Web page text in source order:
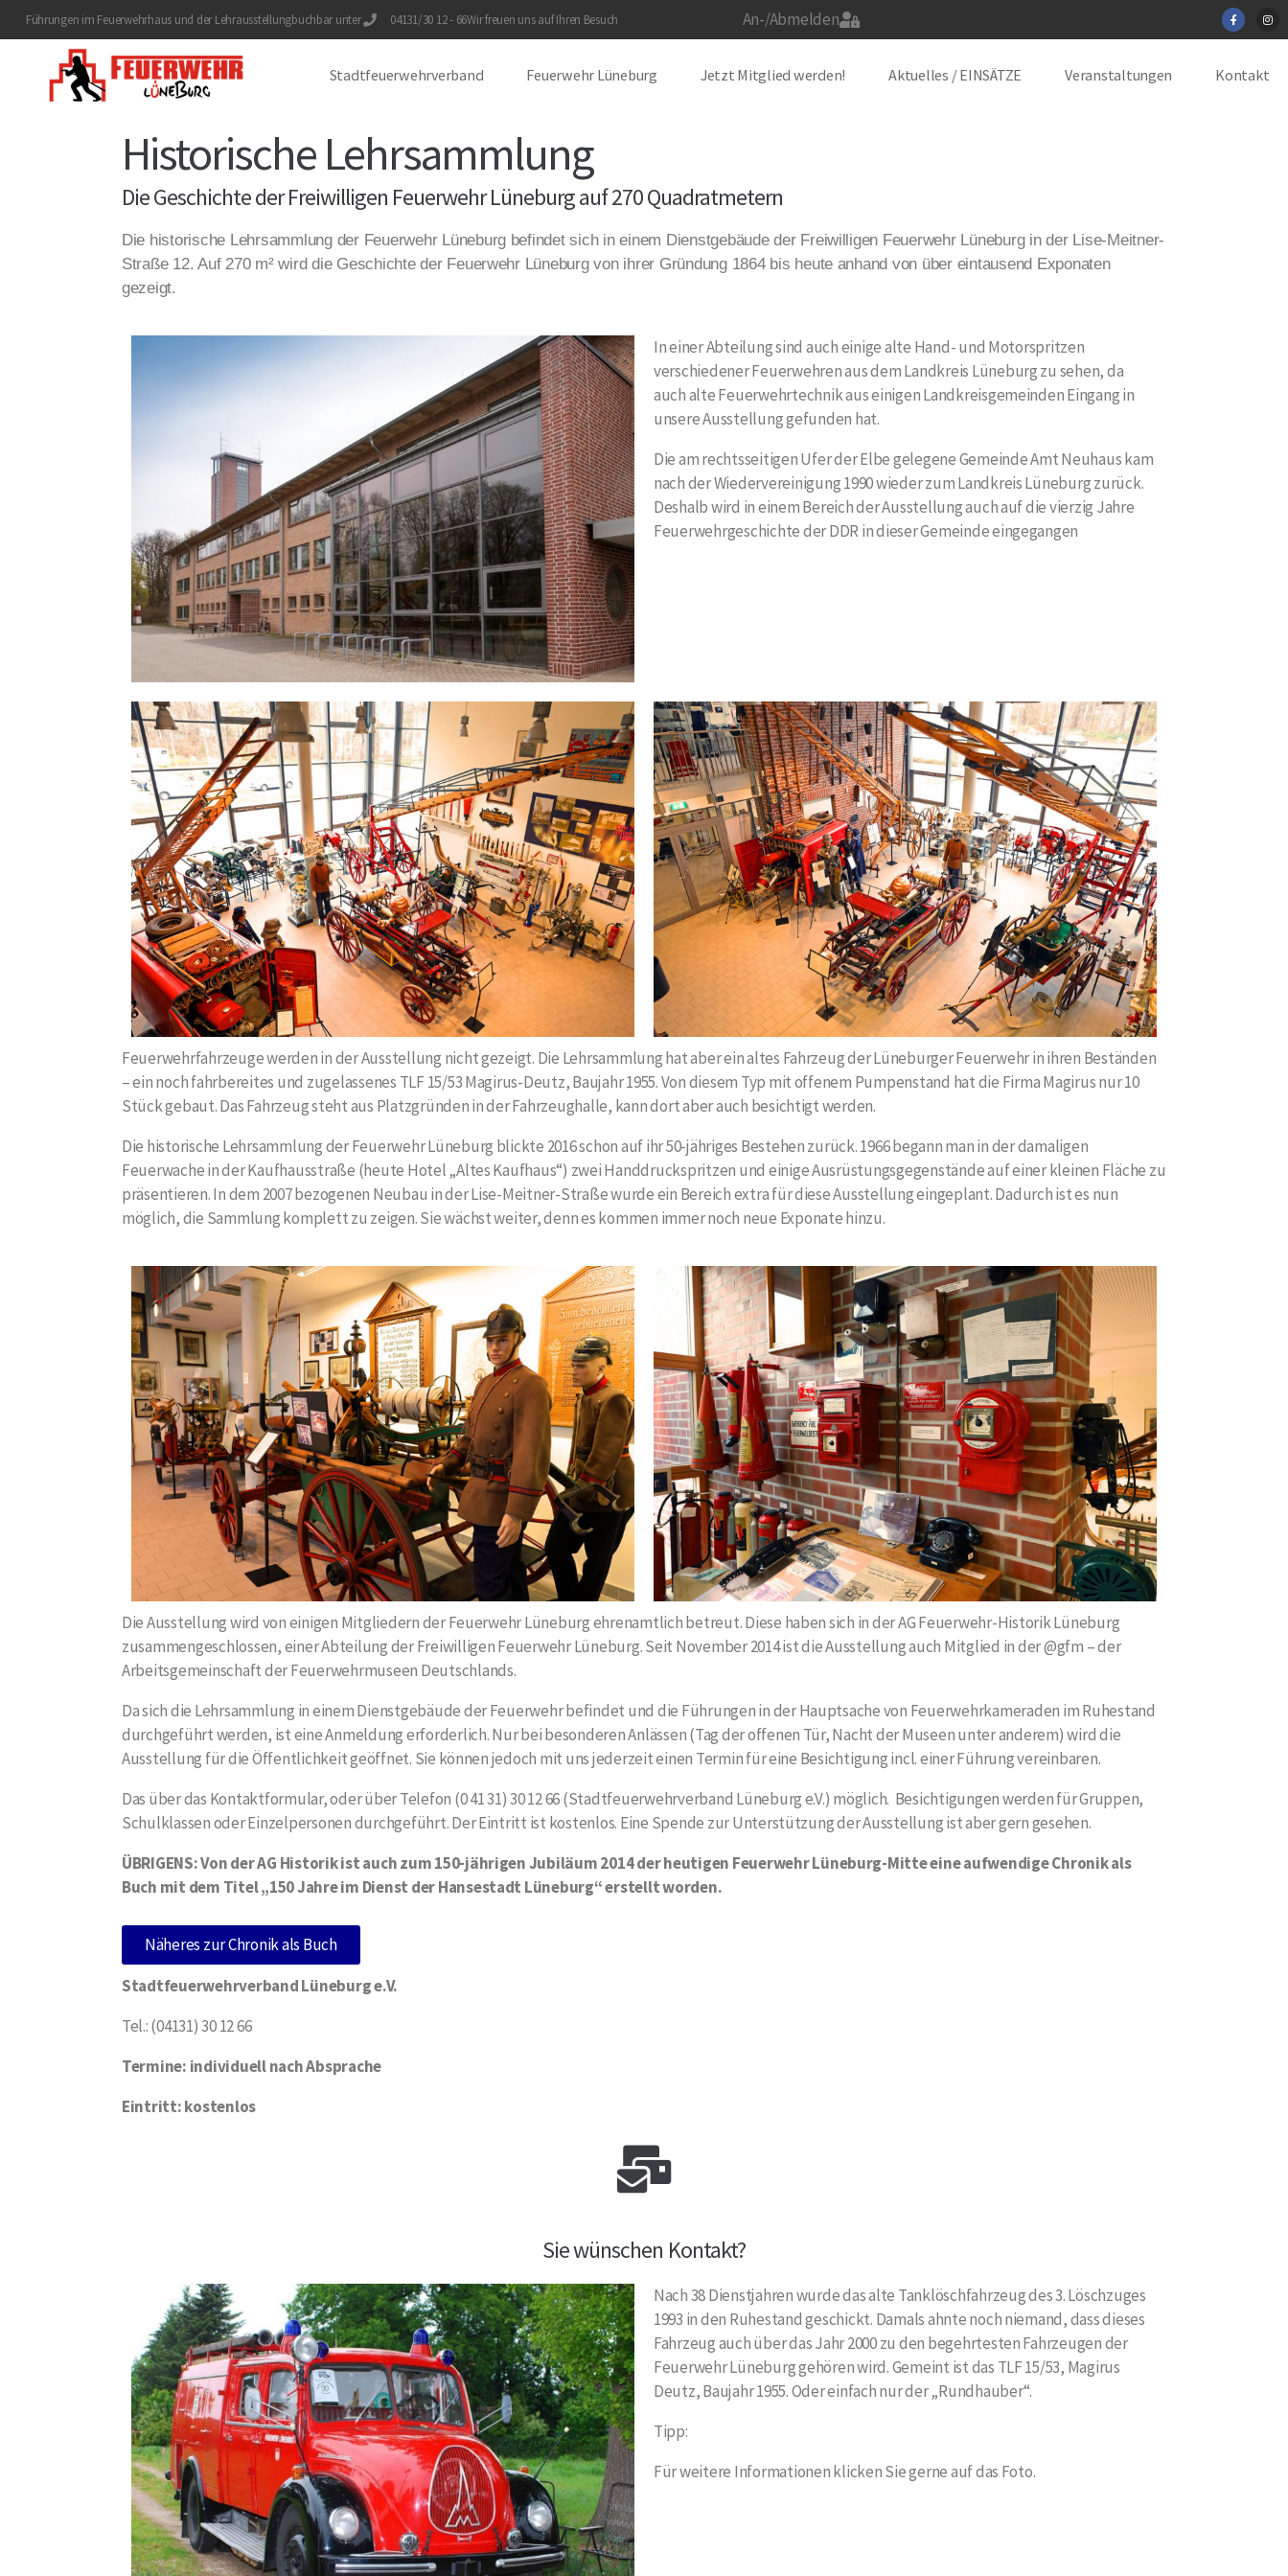
Führungen im Feuerwehrhaus und der Lehrausstellungbuchbar unter 04131/30 12 - 66Wir freuen uns auf Ihren Besuch An-/Abmelden
Stadtfeuerwehrverband Feuerwehr Lüneburg Jetzt Mitglied werden! Aktuelles / EINSÄTZE Veranstaltungen Kontakt
Historische Lehrsammlung
Die Geschichte der Freiwilligen Feuerwehr Lüneburg auf 270 Quadratmetern
Die historische Lehrsammlung der Feuerwehr Lüneburg befindet sich in einem Dienstgebäude der Freiwilligen Feuerwehr Lüneburg in der Lise-Meitner-
Straße 12. Auf 270 m² wird die Geschichte der Feuerwehr Lüneburg von ihrer Gründung 1864 bis heute anhand von über eintausend Exponaten
gezeigt.
In einer Abteilung sind auch einige alte Hand- und Motorspritzen
verschiedener Feuerwehren aus dem Landkreis Lüneburg zu sehen, da
auch alte Feuerwehrtechnik aus einigen Landkreisgemeinden Eingang in
unsere Ausstellung gefunden hat.
Die am rechtsseitigen Ufer der Elbe gelegene Gemeinde Amt Neuhaus kam
nach der Wiedervereinigung 1990 wieder zum Landkreis Lüneburg zurück.
Deshalb wird in einem Bereich der Ausstellung auch auf die vierzig Jahre
Feuerwehrgeschichte der DDR in dieser Gemeinde eingegangen
Feuerwehrfahrzeuge werden in der Ausstellung nicht gezeigt. Die Lehrsammlung hat aber ein altes Fahrzeug der Lüneburger Feuerwehr in ihren Beständen
– ein noch fahrbereites und zugelassenes TLF 15/53 Magirus-Deutz, Baujahr 1955. Von diesem Typ mit offenem Pumpenstand hat die Firma Magirus nur 10
Stück gebaut. Das Fahrzeug steht aus Platzgründen in der Fahrzeughalle, kann dort aber auch besichtigt werden.
Die historische Lehrsammlung der Feuerwehr Lüneburg blickte 2016 schon auf ihr 50-jähriges Bestehen zurück. 1966 begann man in der damaligen
Feuerwache in der Kaufhausstraße (heute Hotel „Altes Kaufhaus“) zwei Handdruckspritzen und einige Ausrüstungsgegenstände auf einer kleinen Fläche zu
präsentieren. In dem 2007 bezogenen Neubau in der Lise-Meitner-Straße wurde ein Bereich extra für diese Ausstellung eingeplant. Dadurch ist es nun
möglich, die Sammlung komplett zu zeigen. Sie wächst weiter, denn es kommen immer noch neue Exponate hinzu.
Die Ausstellung wird von einigen Mitgliedern der Feuerwehr Lüneburg ehrenamtlich betreut. Diese haben sich in der AG Feuerwehr-Historik Lüneburg
zusammengeschlossen, einer Abteilung der Freiwilligen Feuerwehr Lüneburg. Seit November 2014 ist die Ausstellung auch Mitglied in der @gfm – der
Arbeitsgemeinschaft der Feuerwehrmuseen Deutschlands.
Da sich die Lehrsammlung in einem Dienstgebäude der Feuerwehr befindet und die Führungen in der Hauptsache von Feuerwehrkameraden im Ruhestand
durchgeführt werden, ist eine Anmeldung erforderlich. Nur bei besonderen Anlässen (Tag der offenen Tür, Nacht der Museen unter anderem) wird die
Ausstellung für die Öffentlichkeit geöffnet. Sie können jedoch mit uns jederzeit einen Termin für eine Besichtigung incl. einer Führung vereinbaren.
Das über das Kontaktformular, oder über Telefon (0 41 31) 30 12 66 (Stadtfeuerwehrverband Lüneburg e.V.) möglich. Besichtigungen werden für Gruppen,
Schulklassen oder Einzelpersonen durchgeführt. Der Eintritt ist kostenlos. Eine Spende zur Unterstützung der Ausstellung ist aber gern gesehen.
ÜBRIGENS: Von der AG Historik ist auch zum 150-jährigen Jubiläum 2014 der heutigen Feuerwehr Lüneburg-Mitte eine aufwendige Chronik als
Buch mit dem Titel „150 Jahre im Dienst der Hansestadt Lüneburg“ erstellt worden.
Näheres zur Chronik als Buch
Stadtfeuerwehrverband Lüneburg e.V.
Tel.: (04131) 30 12 66
Termine: individuell nach Absprache
Eintritt: kostenlos
Sie wünschen Kontakt?
Nach 38 Dienstjahren wurde das alte Tanklöschfahrzeug des 3. Löschzuges
1993 in den Ruhestand geschickt. Damals ahnte noch niemand, dass dieses
Fahrzeug auch über das Jahr 2000 zu den begehrtesten Fahrzeugen der
Feuerwehr Lüneburg gehören wird. Gemeint ist das TLF 15/53, Magirus
Deutz, Baujahr 1955. Oder einfach nur der „Rundhauber“.
Tipp:
Für weitere Informationen klicken Sie gerne auf das Foto.